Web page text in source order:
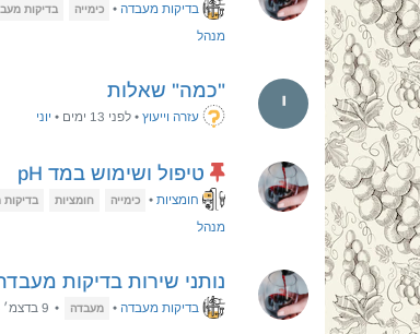
בדיקות מעבדה • כימייה בדיקות
מנהל
י "כמה" שאלות
עזרה וייעוץ •לפני 13 ימים • יוני
טיפול ושימוש במד pH
חומציות • כימייה חומציות
מנהל
נותני שירות בדיקות מעבדה
בדיקות מעבדה • מעבדה • 9 בדצמ׳ 2024, 22:29